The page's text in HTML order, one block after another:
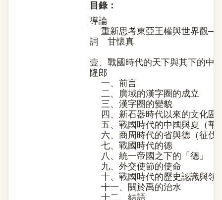
目錄：
導論
重新思考東亞王權與世界觀──
詞 甘懷真
壹、戰國時代的天下與其下的
隆郎
一、前言
二、廣域的漢字圈的成立
三、漢字圈的變貌
四、新石器時代以來的文化區
五、戰國時代的中國與夏（華
六、商周時代的省與德（征伐
七、戰國時代的德
八、統一帝國之下的「德」
九、外交使節的使命
十、戰國時代的歷史認識與領
十一、關於禹的治水
十二、結語